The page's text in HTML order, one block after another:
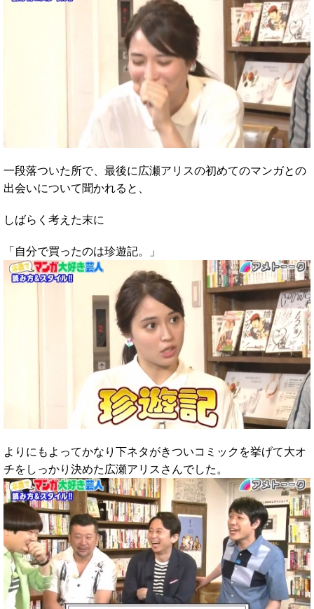
一段落ついた所で、最後に広瀬アリスの初めてのマンガとの
出会いについて聞かれると、
しばらく考えた末に
「自分で買ったのは珍遊記。」
よりにもよってかなり下ネタがきついコミックを挙げて大オ
チをしっかり決めた広瀬アリスさんでした。